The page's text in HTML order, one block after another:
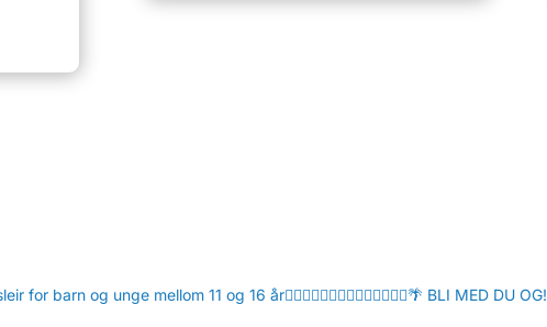
barn og unge mellom 11 og 16 år🤾‍♂️⛹🏼‍♀️🏊🏻‍♂️🤽🏻‍♀️🏄🏻‍♂️🌴 BLI MED DU OG!